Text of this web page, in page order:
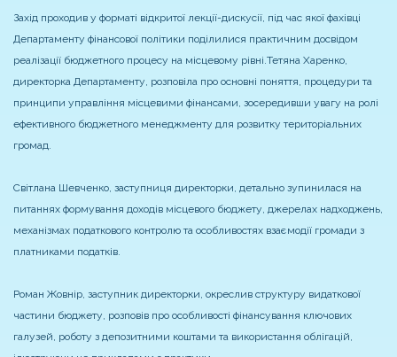
Захід проходив у форматі відкритої лекції-дискусії, під час якої фахівці
Департаменту фінансової політики поділилися практичним досвідом
реалізації бюджетного процесу на місцевому рівні.Тетяна Харенко,
директорка Департаменту, розповіла про основні поняття, процедури та
принципи управління місцевими фінансами, зосередивши увагу на ролі
ефективного бюджетного менеджменту для розвитку територіальних
громад.
Світлана Шевченко, заступниця директорки, детально зупинилася на
питаннях формування доходів місцевого бюджету, джерелах надходжень,
механізмах податкового контролю та особливостях взаємодії громади з
платниками податків.
Роман Жовнір, заступник директорки, окреслив структуру видаткової
частини бюджету, розповів про особливості фінансування ключових
галузей, роботу з депозитними коштами та використання облігацій,